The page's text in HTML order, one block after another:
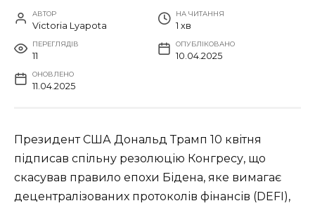
АВТОР
Victoria Lyapota
НА ЧИТАННЯ
1 хв
ПЕРЕГЛЯДІВ
11
ОПУБЛІКОВАНО
10.04.2025
ОНОВЛЕНО
11.04.2025
Президент США Дональд Трамп 10 квітня
підписав спільну резолюцію Конгресу, що
скасував правило епохи Бідена, яке вимагає
децентралізованих протоколів фінансів (DEFI),